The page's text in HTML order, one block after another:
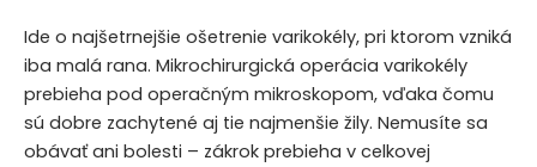
Ide o najšetrnejšie ošetrenie varikokély, pri ktorom vzniká
iba malá rana. Mikrochirurgická operácia varikokély
prebieha pod operačným mikroskopom, vďaka čomu
sú dobre zachytené aj tie najmenšie žily. Nemusíte sa
obávať ani bolesti – zákrok prebieha v celkovej